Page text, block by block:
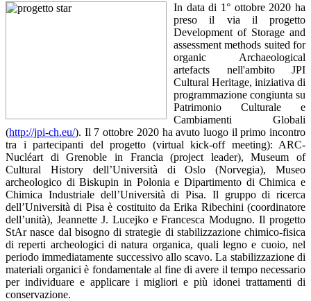
In data di 1° ottobre 2020 ha
preso il via il progetto
Development of Storage and
assessment methods suited for
organic Archaeological
artefacts nell'ambito JPI
Cultural Heritage, iniziativa di
programmazione congiunta su
Patrimonio Culturale e
Cambiamenti Globali
(http://jpi-ch.eu/). Il 7 ottobre 2020 ha avuto luogo il primo incontro
tra i partecipanti del progetto (virtual kick-off meeting): ARC-
Nucléart di Grenoble in Francia (project leader), Museum of
Cultural History dell’Università di Oslo (Norvegia), Museo
archeologico di Biskupin in Polonia e Dipartimento di Chimica e
Chimica Industriale dell’Università di Pisa. Il gruppo di ricerca
dell’Università di Pisa è costituito da Erika Ribechini (coordinatore
dell’unità), Jeannette J. Lucejko e Francesca Modugno. Il progetto
StAr nasce dal bisogno di strategie di stabilizzazione chimico-fisica
di reperti archeologici di natura organica, quali legno e cuoio, nel
periodo immediatamente successivo allo scavo. La stabilizzazione di
materiali organici è fondamentale al fine di avere il tempo necessario
per individuare e applicare i migliori e più idonei trattamenti di
conservazione.